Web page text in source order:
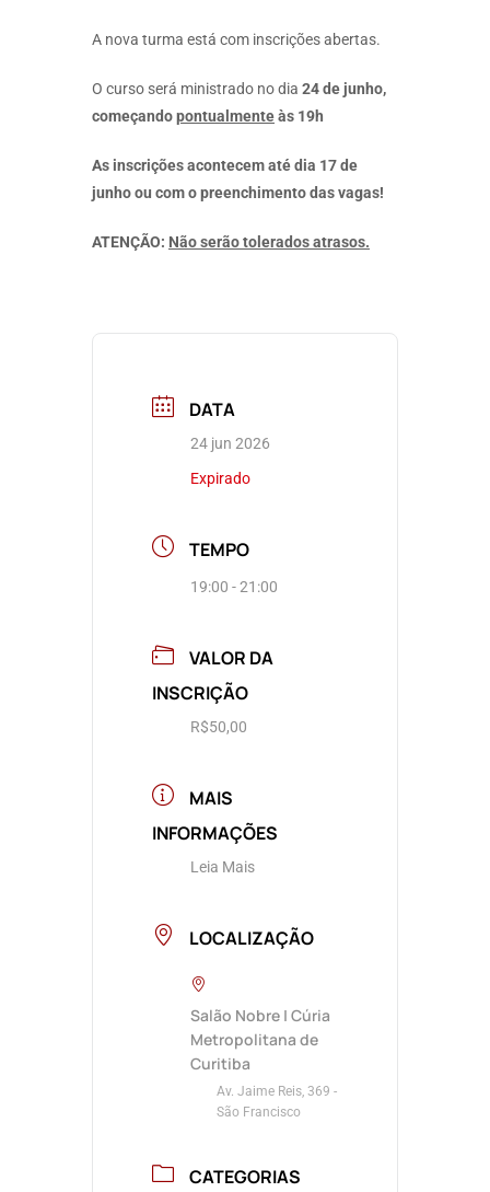
A nova turma está com inscrições abertas.
O curso será ministrado no dia 24 de junho,
começandopontualmenteàs 19h
As inscrições acontecem até dia 17 de
junho ou com o preenchimento das vagas!
ATENÇÃO: Não serão tolerados atrasos.
DATA
24 jun 2026
Expirado
TEMPO
19:00 - 21:00
VALOR DA
INSCRIÇÃO
R$50,00
MAIS
INFORMAÇÕES
Leia Mais
LOCALIZAÇÃO
Salão Nobre | Cúria
Metropolitana de
Curitiba
Av. Jaime Reis, 369 -
São Francisco
CATEGORIAS